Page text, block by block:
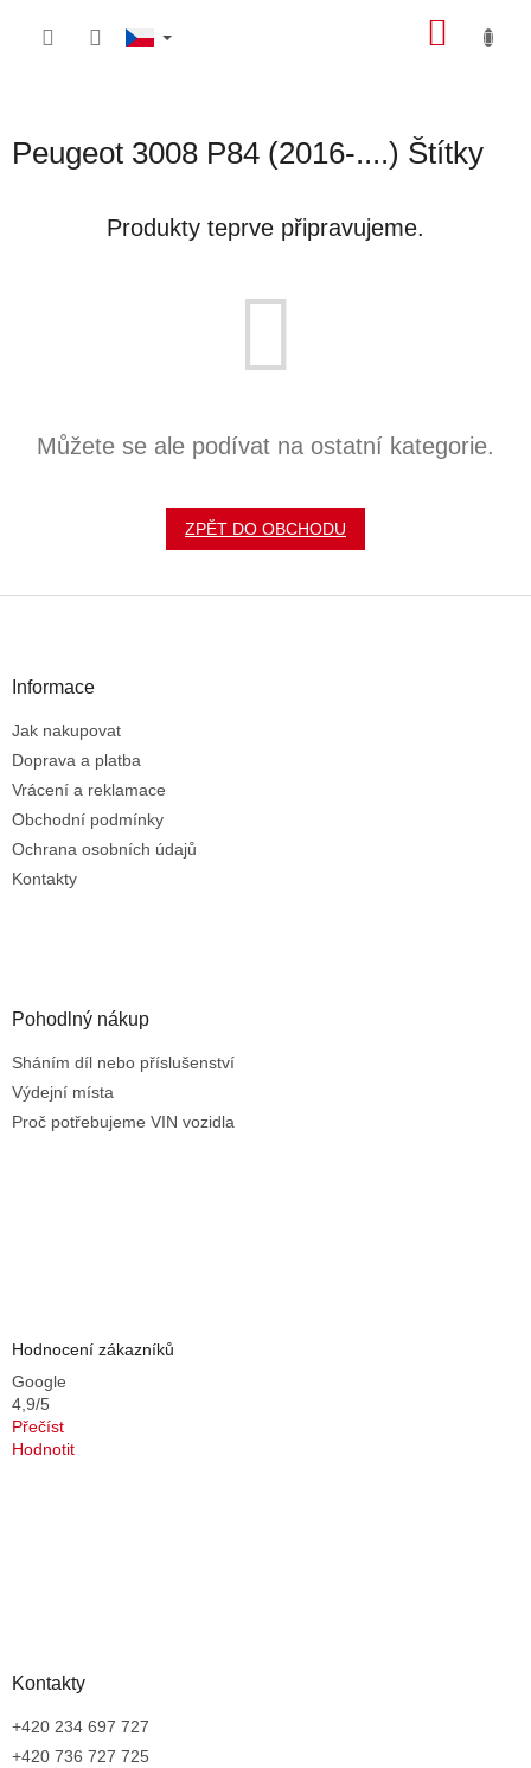
Peugeot 3008 P84 (2016-....) Štítky
Produkty teprve připravujeme.
Můžete se ale podívat na ostatní kategorie.
ZPĚT DO OBCHODU
Informace
Jak nakupovat
Doprava a platba
Vrácení a reklamace
Obchodní podmínky
Ochrana osobních údajů
Kontakty
Pohodlný nákup
Sháním díl nebo příslušenství
Výdejní místa
Proč potřebujeme VIN vozidla
Hodnocení zákazníků
Google
4,9/5
Přečíst
Hodnotit
Kontakty
+420 234 697 727
+420 736 727 725